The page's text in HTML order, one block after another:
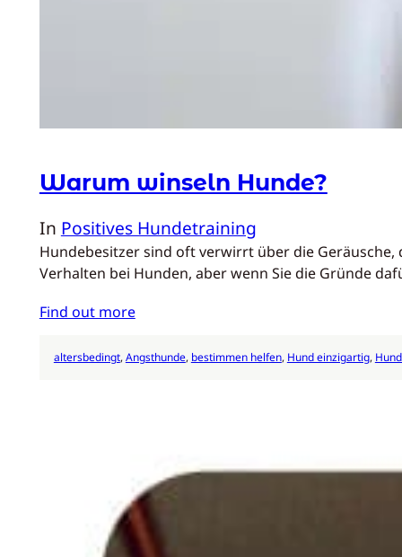
Warum winseln Hunde?
In Positives Hundetraining
Hundebesitzer sind oft verwirrt über die Geräusche,
Verhalten bei Hunden, aber wenn Sie die Gründe
Find out more
altersbedingt, Angsthunde, bestimmen helfen, Hund einzigartig,